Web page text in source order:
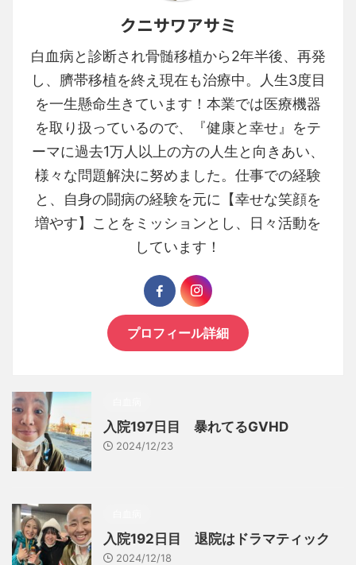
クニサワアサミ
白血病と診断され骨髄移植から2年半後、再発
し、臍帯移植を終え現在も治療中。人生3度目
を一生懸命生きています！本業では医療機器
を取り扱っているので、『健康と幸せ』をテ
ーマに過去1万人以上の方の人生と向きあい、
様々な問題解決に努めました。仕事での経験
と、自身の闘病の経験を元に【幸せな笑顔を
増やす】ことをミッションとし、日々活動を
しています！
プロフィール詳細
入院197日目 暴れてるGVHD
2024/12/23
入院192日目 退院はドラマティック
2024/12/18